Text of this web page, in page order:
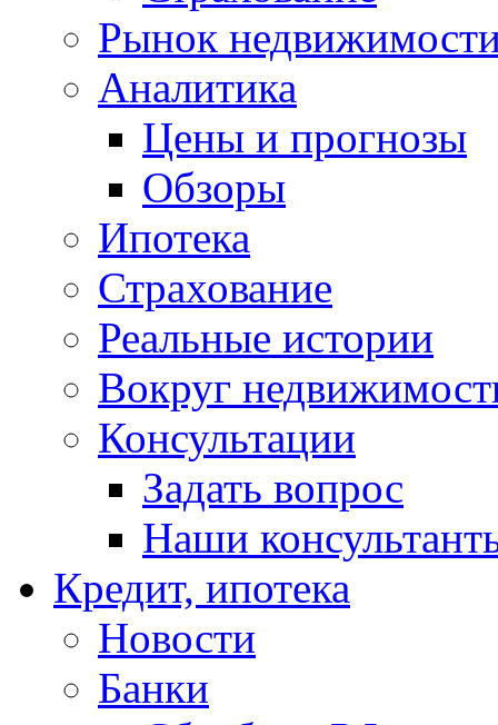
Рынок
Аналитика
Цены и прогнозы
Обзоры
Ипотека
Страхование
Реальные истории
Вокруг
Консультации
Задать вопрос
Наши
Кредит, ипотека
Новости
Банки